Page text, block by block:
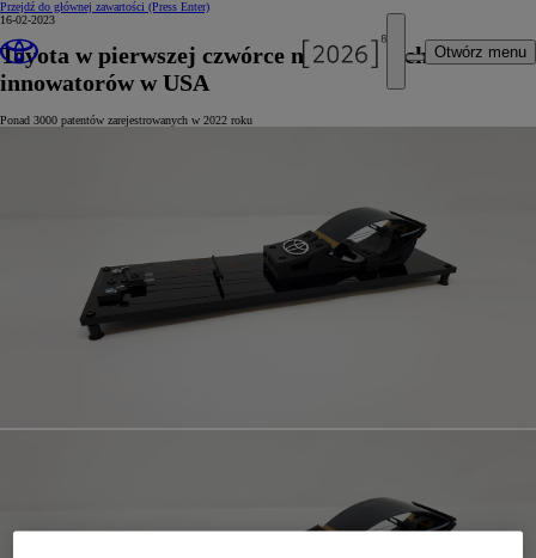
Przejdź do głównej zawartości (Press Enter)
Otwórz menu
16-02-2023
Toyota w pierwszej czwórce największych
innowatorów w USA
Ponad 3000 patentów zarejestrowanych w 2022 roku